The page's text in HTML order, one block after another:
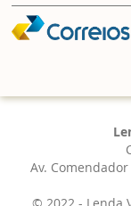
Av.